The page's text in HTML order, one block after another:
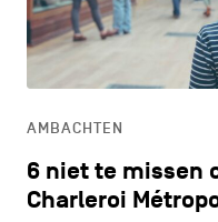
navigatie
ALGEMENE VOORWAARDEN
COOKIEBELEID
PRIVACYBELEID
CULTUUR
HORECA
AMBACHTEN
6 niet te missen
Charleroi